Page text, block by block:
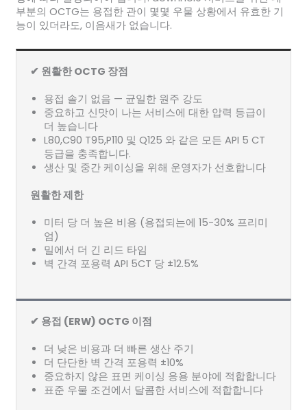
부분의 OCTG는 용접한 관이 몇몇 우물 상황에서 유효한 기
능이 있더라도, 이음새가 없습니다.
✔ 원활한 OCTG 장점
용접 솔기 없음 — 균일한 원주 강도
중요하고 신맛이 나는 서비스에 대한 압력 등급이
더 높습니다
L80,C90 T95,P110 및 Q125 와 같은 모든 API 5 CT
등급을 충족합니다.
생산 및 중간 케이싱을 위해 운영자가 선호합니다
원활한 제한
미터 당 더 높은 비용 (용접되는에 15-30% 프리미
엄)
밀에서 더 긴 리드 타임
벽 간격 포용력 API 5CT 당 ±12.5%
✔ 용접 (ERW) OCTG 이점
더 낮은 비용과 더 빠른 생산 주기
더 단단한 벽 간격 포용력 ±10%
중요하지 않은 표면 케이싱 응용 분야에 적합합니다
표준 우물 조건에서 달콤한 서비스에 적합합니다